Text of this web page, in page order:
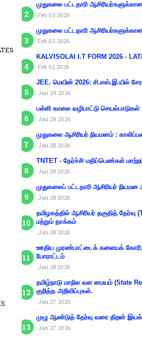
முதுகலை பட்டதாரி
Feb 03 2026
முதுகலை பட்டதாரி
Feb 03 2026
KALVISOLAI I.T FORM 2026 -
Feb 02 2026
JEE. மெயின் 2026: சி.எஸ்.இ.யில்
Jan 29 2026
பள்ளி காலை வழிபாட்டு செயல்பாடுகள்
Jan 29 2026
முதுகலை ஆசிரியர் நியமனம் :
Jan 28 2026
TNTET - தேர்ச்சி மதிப்பெண்கள் மாற்றம்
Jan 28 2026
முதுகலைப் பட்டதாரி ஆசிரியர்
Jan 28 2026
தமிழகத்தில் ஆசிரியர் தகுதித் தேர்வு
மற்றும் தாக்கம்
Jan 28 2026
ஊதிய முரண்பாட்டைக் களையக் கோரி,
போராட்டம்
Jan 28 2026
தமிழ்நாடு மாநில வள மையம் (State
குறித்த அறிவிப்புகள்.
Jan 27 2026
முழு ஆண்டுத் தேர்வு வரை திறன்
Jan 27 2026